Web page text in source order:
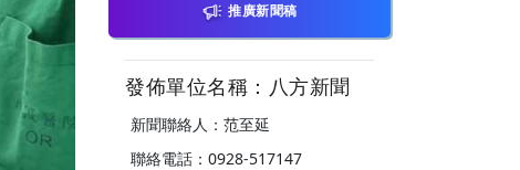
推廣新聞稿
發佈單位名稱：八方新聞
新聞聯絡人：范至延
聯絡電話：0928-517147